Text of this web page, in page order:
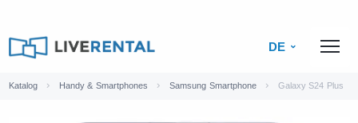
DE
Katalog Handy & Smartphones Samsung Smartphone Galaxy S24 Plus